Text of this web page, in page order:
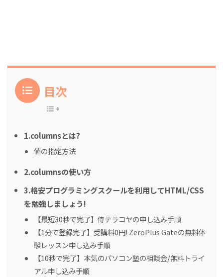
目次
1.columnsとは?
値の指定方法
2.columnsの使い方
3.格安プログラミングスクールを利用してHTML/CSS
を勉強しましょう!
【最短30秒で完了】侍テラコヤの申し込み手順
【1分で登録完了】受講料0円! ZeroPlus Gateの無料体
験レッスン申し込み手順
【10秒で完了】本気のパソコン塾の相談会/無料トライ
アル申し込み手順